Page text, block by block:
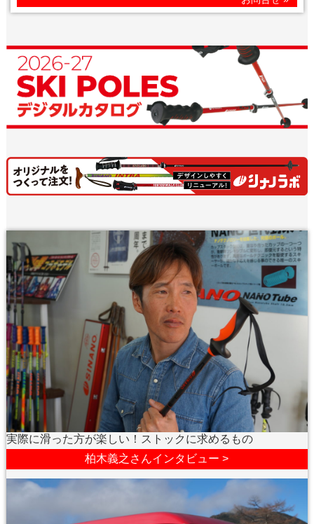
実際に滑った方が楽しい！ストックに求めるもの
柏木義之さんインタビュー >